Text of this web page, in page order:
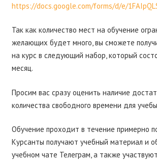
https://docs.google.com/forms/d/e/
Так как количество мест на обучение
желающих будет много, вы сможете
на курс в следующий набор, который
месяц.
Просим вас сразу оценить наличие
количества свободного времени для
Обучение проходит в течение примерно
Курсанты получают учебный материал и
учебном чате Телеграм, а также